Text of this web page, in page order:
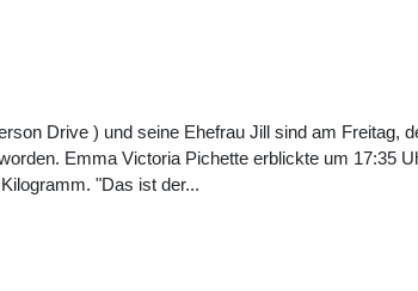
Drive ) und seine Ehefrau Jill sind am Freitag,
Emma Victoria Pichette erblickte um 17:35
"Das ist der...